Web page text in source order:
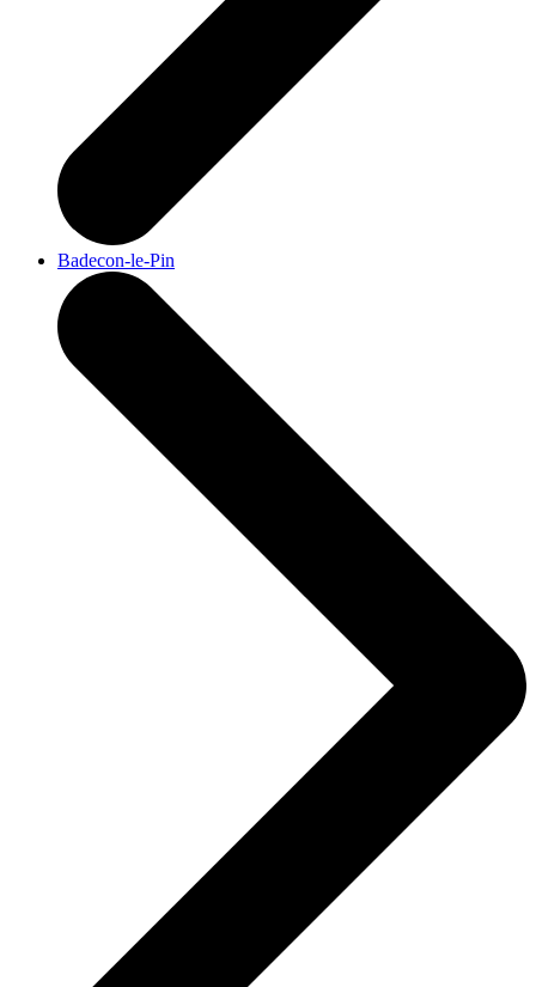
Badecon-le-Pin